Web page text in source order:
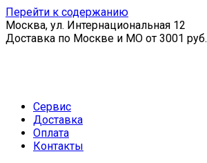
Перейти к содержанию
Москва, ул. Интернациональная 12
Доставка по Москве и МО от 3001 руб.
Сервис
Доставка
Оплата
Контакты